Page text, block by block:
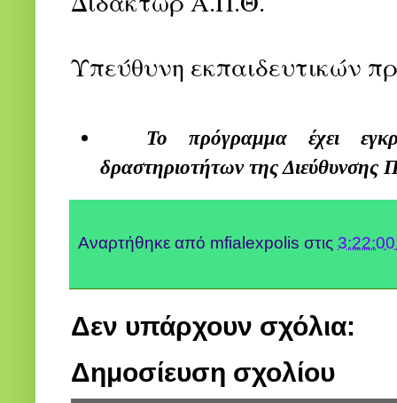
Υπεύθυνη εκπαιδευτικών
Το πρόγραμμα έχει
δραστηριοτήτων της Διεύθυνσης
Αναρτήθηκε από mfialexpolis στις
Δεν υπάρχουν σχόλια:
Δημοσίευση σχολίου